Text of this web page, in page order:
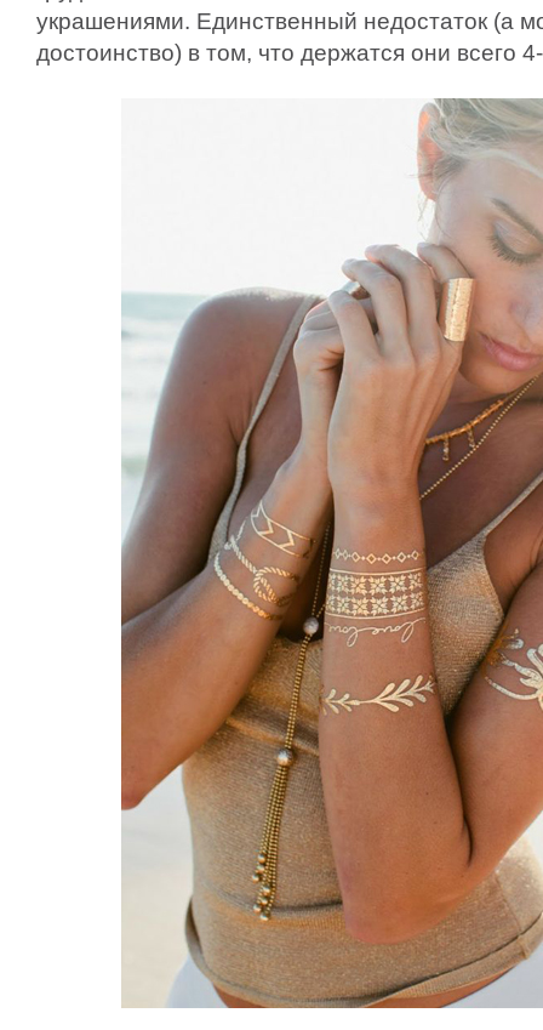
украшениями. Единственный недостаток (а
достоинство) в том, что держатся они всего